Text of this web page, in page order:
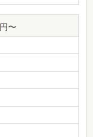
円〜